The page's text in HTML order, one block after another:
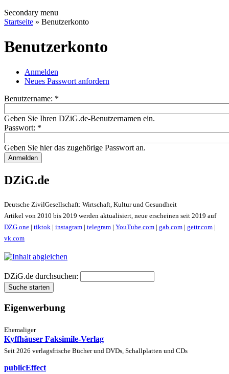
Secondary menu
Startseite » Benutzerkonto
Benutzerkonto
Anmelden
Neues Passwort anfordern
Benutzername: *
Geben Sie Ihren DZiG.de-Benutzernamen ein.
Passwort: *
Geben Sie hier das zugehörige Passwort an.
DZiG.de
Deutsche ZivilGesellschaft: Wirtschaft, Kultur und Gesundheit
Artikel von 2010 bis 2019 werden aktualisiert, neue erscheinen seit 2019 auf
DZG.one | tiktok | instagram | telegram | YouTube.com | gab.com | gettr.com |
vk.com
DZiG.de durchsuchen:
Eigenwerbung
Ehemaliger
Kyffhäuser Faksimile-Verlag
Seit 2026 verlagsfrische Bücher und DVDs, Schallplatten und CDs
publicEffect